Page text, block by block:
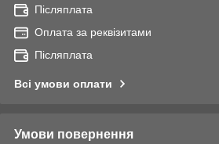
Післяплата
Оплата за реквізитами
Післяплата
Всі умови оплати
Умови повернення